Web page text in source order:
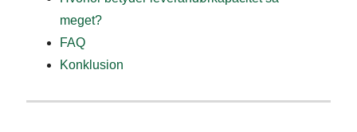
meget?
FAQ
Konklusion